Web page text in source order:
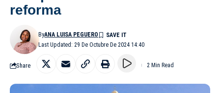
reforma
Last Updated: 29 De Octubre De 2024 14:40
ByANA LUISA PEGUERO
Share 2 Min Read